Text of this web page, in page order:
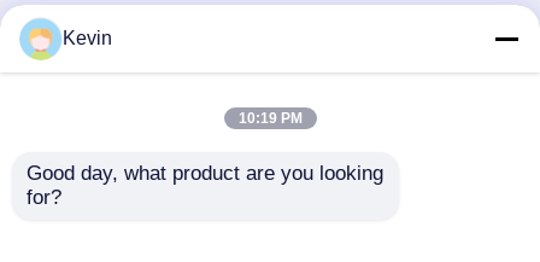
комплект бурового наконечника
Кольцевая пила для Воодворкинг
Карта сайта
Privacy Policy
Качествобуровые наконечники хссКитайская
Kevin
10:19 PM
Good day, what product are you looking
for?